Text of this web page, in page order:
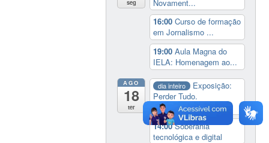
seg
Novament...
16:00Curso de formação
em Jornalismo ...
19:00Aula Magna do
IELA: Homenagem ao...
AGO
18
ter
dia inteiro
Exposição:
Perder Tudo.
Novament...
14:00Soberania
tecnológica e digital